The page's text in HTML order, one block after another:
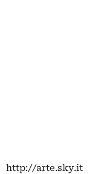
http://arte.sky.it